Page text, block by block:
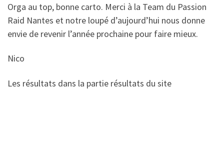
Orga au top, bonne carto. Merci à la Team du Passion
Raid Nantes et notre loupé d’aujourd’hui nous donne
envie de revenir l’année prochaine pour faire mieux.
Nico
Les résultats dans la partie résultats du site